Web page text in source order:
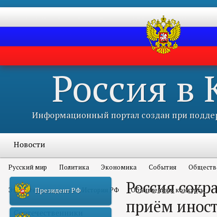
Россия в
Информационный портал создан при
Новости
Русский мир Политика Экономика События
Это интересно всем История РФ Объявления и конкурсы
Соотечественники
Президент РФ
Россия
приём